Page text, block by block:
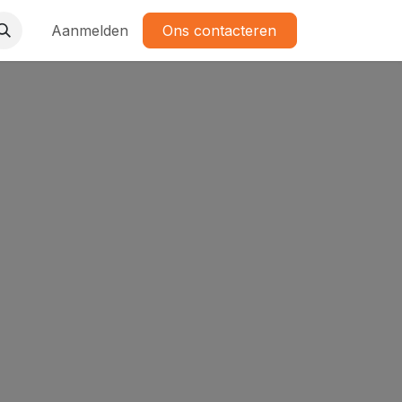
Aanmelden Ons contacteren